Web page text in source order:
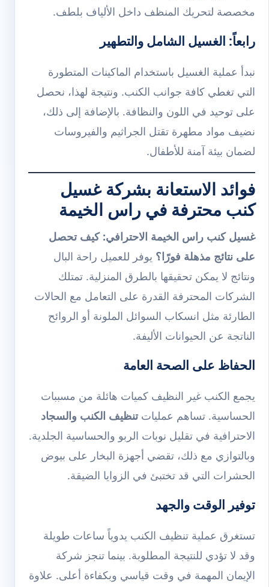
مخصصة لتحريك المنظف داخل الألياف بلطف.
رابعاً: الغسيل الشامل والتطهير
نبدأ عملية الغسيل باستخدام الماكينات المتطورة
التي تغطي كافة جوانب الكنب. ونتيجة لهذا، نحصل
على توحيد في اللون والنظافة. بالإضافة إلى ذلك،
نضيف مواد مطهرة تقتل الجراثيم والفيروسات
لضمان بيئة آمنة للأطفال.
فوائد الاستعانة بشركة غسيل
كنب محترفة في راس الخيمة
غسيل كنب راس الخيمة الاحترافي: كيف تحصل
على نتائج مذهلة فورًا؟ يوفر للعميل راحة البال
ونتائج لا يمكن تحقيقها بالطرق المنزلية. تمتلك
الشركات المحترفة القدرة على التعامل مع الحالات
الطارئة مثل انسكاب السوائل الملونة أو الروائح
الناتجة عن الحيوانات الأليفة.
الحفاظ على الصحة العامة
يجمع الكنب غير النظيف كميات هائلة من مسببات
الحساسية. تساهم عمليات تنظيف الكنب والسجاد
الاحترافية في تقليل نوبات الربو والحساسية الجلدية.
وبالتوازي مع ذلك، تقضي أجهزة البخار على بيوض
الحشرات التي قد تختبئ في الزوايا الضيقة.
توفير الوقت والجهد
تستغرق عملية تنظيف الكنب يدوياً ساعات طويلة
وقد لا تؤدي للنتيجة المطلوبة. بينما تنجز شركة
الإيمان المهمة في وقت قياسي وبكفاءة أعلى. علاوة